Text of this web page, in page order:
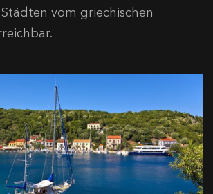
vom griechischen